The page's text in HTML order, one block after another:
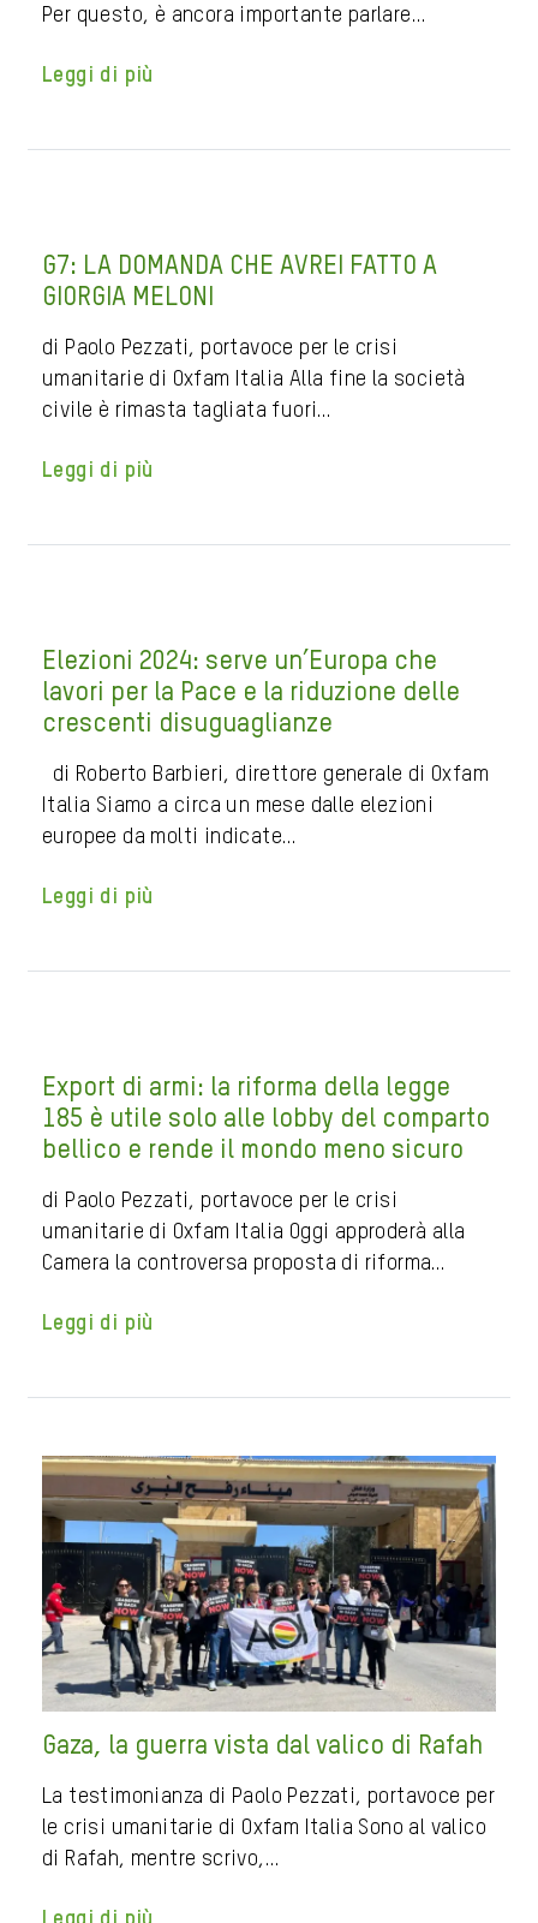
Per questo, è ancora importante parlare…
Leggi di più
G7: LA DOMANDA CHE AVREI FATTO A
GIORGIA MELONI
di Paolo Pezzati, portavoce per le crisi
umanitarie di Oxfam Italia Alla fine la società
civile è rimasta tagliata fuori…
Leggi di più
Elezioni 2024: serve un’Europa che
lavori per la Pace e la riduzione delle
crescenti disuguaglianze
di Roberto Barbieri, direttore generale di Oxfam
Italia Siamo a circa un mese dalle elezioni
europee da molti indicate…
Leggi di più
Export di armi: la riforma della legge
185 è utile solo alle lobby del comparto
bellico e rende il mondo meno sicuro
di Paolo Pezzati, portavoce per le crisi
umanitarie di Oxfam Italia Oggi approderà alla
Camera la controversa proposta di riforma…
Leggi di più
Gaza, la guerra vista dal valico di Rafah
La testimonianza di Paolo Pezzati, portavoce per
le crisi umanitarie di Oxfam Italia Sono al valico
di Rafah, mentre scrivo,…